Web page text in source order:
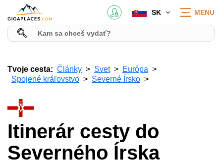
SK MENU
Tvoje cesta: Články Svet
Európa
Spojené kráľovstvo
Severné Írsko
Itinerár cesty do
Severného Írska